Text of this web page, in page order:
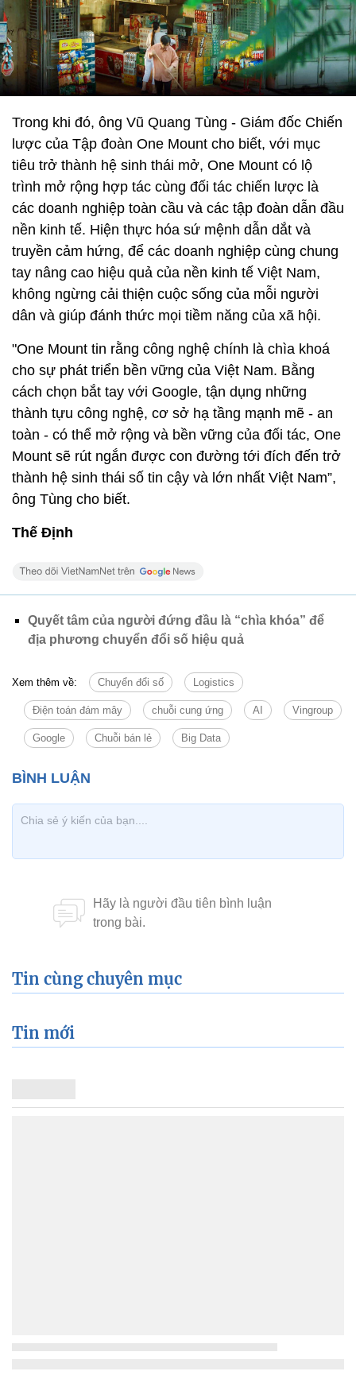
Trong khi đó, ông Vũ Quang Tùng - Giám đốc Chiến
lược của Tập đoàn One Mount cho biết, với mục
tiêu trở thành hệ sinh thái mở, One Mount có lộ
trình mở rộng hợp tác cùng đối tác chiến lược là
các doanh nghiệp toàn cầu và các tập đoàn dẫn đầu
nền kinh tế. Hiện thực hóa sứ mệnh dẫn dắt và
truyền cảm hứng, để các doanh nghiệp cùng chung
tay nâng cao hiệu quả của nền kinh tế Việt Nam,
không ngừng cải thiện cuộc sống của mỗi người
dân và giúp đánh thức mọi tiềm năng của xã hội.
"One Mount tin rằng công nghệ chính là chìa khoá
cho sự phát triển bền vững của Việt Nam. Bằng
cách chọn bắt tay với Google, tận dụng những
thành tựu công nghệ, cơ sở hạ tầng mạnh mẽ - an
toàn - có thể mở rộng và bền vững của đối tác, One
Mount sẽ rút ngắn được con đường tới đích đến trở
thành hệ sinh thái số tin cậy và lớn nhất Việt Nam”,
ông Tùng cho biết.
Thế Định
Quyết tâm của người đứng đầu là “chìa khóa” để
địa phương chuyển đổi số hiệu quả
Xem thêm về: Chuyển đổi số Logistics
Điện toán đám mây chuỗi cung ứng AI Vingroup
Google Chuỗi bán lẻ Big Data
Tin cùng chuyên mục
Tin mới